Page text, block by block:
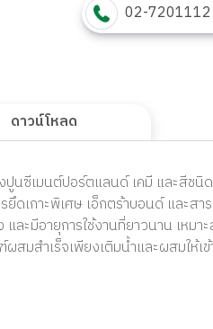
02-7201112
ดาวน์โหลด
นซีเมนต์ปอร์ตแลนด์ เคมี และสีชนิ
ดเกาะพิเศษ เอ็กตร้าบอนด์ และ
ละมีอายุการใช้งานที่ยาวนาน เหม
สำเร็จเพียงเติมน้ำและผสมให้เข้